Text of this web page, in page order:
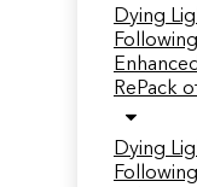
Dying
RePack
Dying